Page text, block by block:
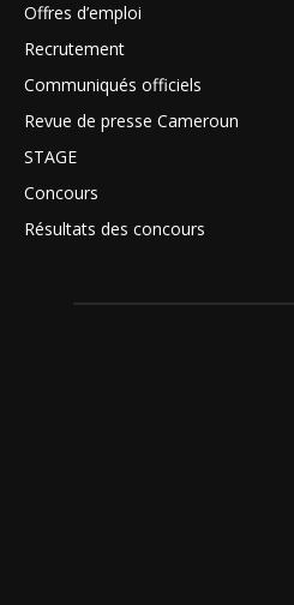
Offres d’emploi
Recrutement
Communiqués officiels
Revue de presse Cameroun
STAGE
Concours
Résultats des concours